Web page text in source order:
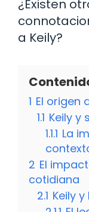
¿Existen
a Keily?
1 El origen
1.1 Keily y
1.1.1 La
2 El
cotidiana
2.1 Keily